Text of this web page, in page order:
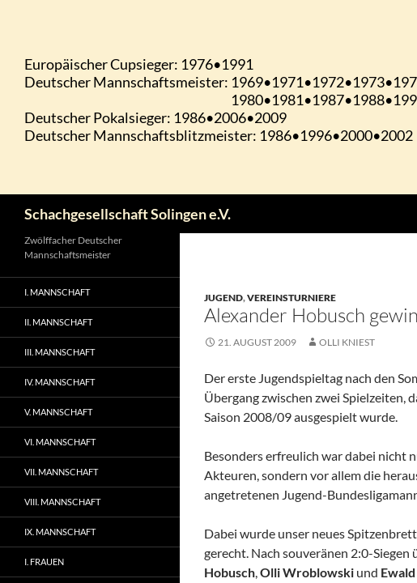
Schachgesellschaft Solingen e.V.
JUGEND,VEREINSTURNIERE
Alexander Hobusch
21. AUGUST 2009 OLLI KNIEST
Der erste Jugendspieltag nach den
Übergang zwischen zwei Spielzeiten,
Saison 2008/09 ausgespielt wurde.
Besonders erfreulich war dabei nicht
Akteuren, sondern vor allem die
angetretenen Jugend-
Dabei wurde unser neues
gerecht. Nach souveränen 2:0-
Hobusch,Olli Wroblowski und
Zwölffacher Deutscher
Mannschaftsmeister
I. MANNSCHAFT
II. MANNSCHAFT
III. MANNSCHAFT
IV. MANNSCHAFT
V. MANNSCHAFT
VI. MANNSCHAFT
VII. MANNSCHAFT
VIII. MANNSCHAFT
IX. MANNSCHAFT
I. FRAUEN